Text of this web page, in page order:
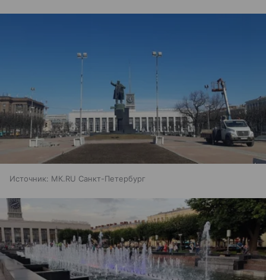
Источник: МК.RU Санкт-Петербург